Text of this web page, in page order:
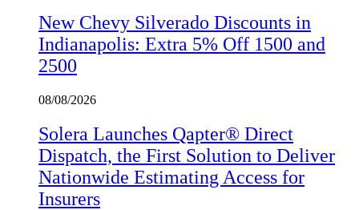
New Chevy Silverado Discounts in
Indianapolis: Extra 5% Off 1500 and
2500
08/08/2026
Solera Launches Qapter® Direct
Dispatch, the First Solution to Deliver
Nationwide Estimating Access for
Insurers